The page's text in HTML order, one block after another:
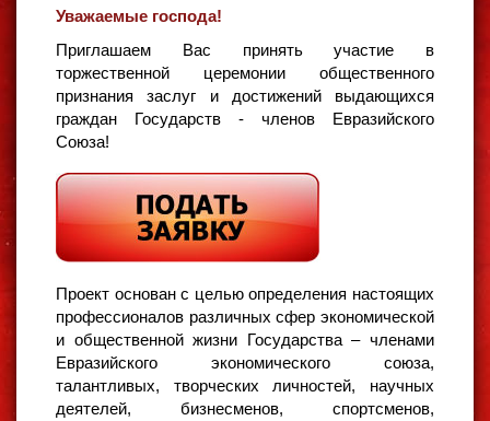
Уважаемые господа!
Приглашаем Вас принять участие в
торжественной церемонии общественного
признания заслуг и достижений выдающихся
граждан Государств - членов Евразийского
Союза!
Проект основан с целью определения настоящих
профессионалов различных сфер экономической
и общественной жизни Государства – членами
Евразийского экономического союза,
талантливых, творческих личностей, научных
деятелей, бизнесменов, спортсменов,